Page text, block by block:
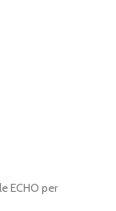
ECHO per